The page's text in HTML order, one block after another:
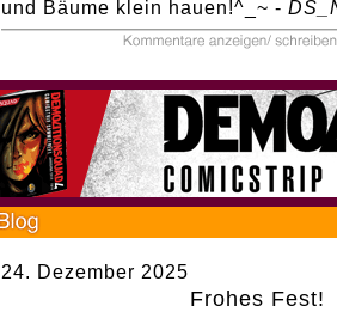
und Bäume klein hauen!^_~ -
24. Dezember 2025
Frohes Fest!